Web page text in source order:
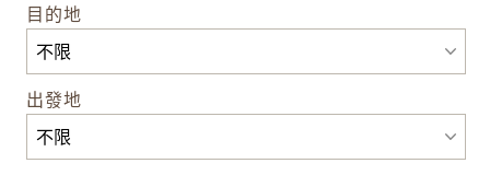
目的地
出發地